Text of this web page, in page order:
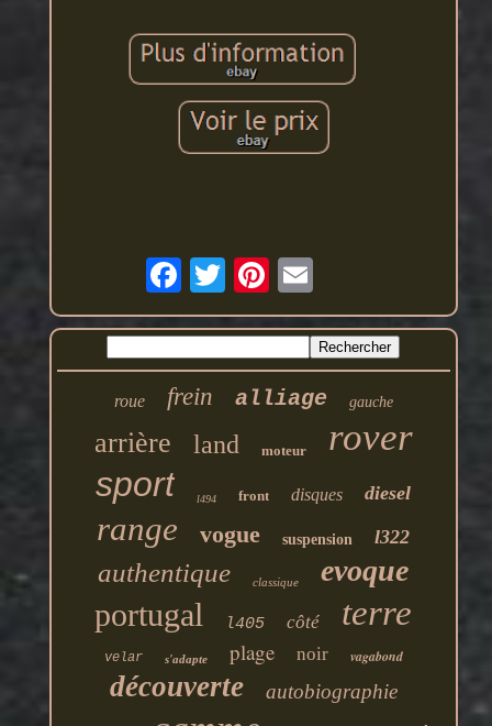
roue frein alliage gauche
arrière land moteur rover
sport l494 front disques diesel
range vogue suspension l322
authentique classique evoque
portugal l405 côté terre
velar s'adapte plage noir vagabond
découverte autobiographie